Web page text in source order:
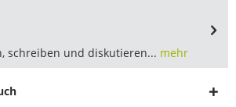
schreiben und diskutieren... mehr